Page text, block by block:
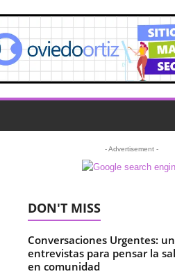
- Advertisement -
DON'T MISS
Conversaciones Urgentes:
entrevistas para pensar la
en comunidad